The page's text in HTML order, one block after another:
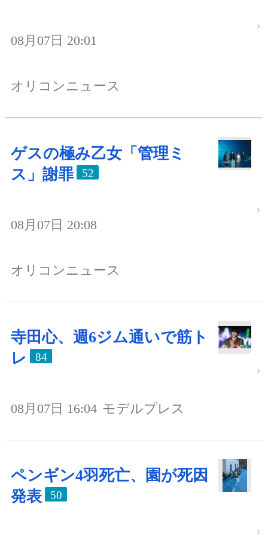
08月07日 20:01
オリコンニュース
ゲスの極み乙女「管理ミ
ス」謝罪
52
08月07日 20:08
オリコンニュース
寺田心、週6ジム通いで筋ト
レ
84
08月07日 16:04 モデルプレス
ペンギン4羽死亡、園が死因
発表
50